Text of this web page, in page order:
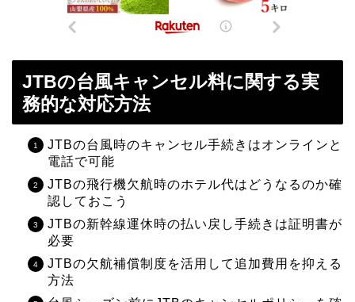
JTBの台風キャンセル料に関する実
務的な対応方法
JTBの台風時のキャンセル手続きはオンラインと
電話で可能
JTBの飛行機欠航時のホテル代はどうなるのか確
認しておこう
JTBの新幹線運休時の払い戻し手続きは証明書が
必要
JTBの欠航補償制度を活用して追加費用を抑える
方法